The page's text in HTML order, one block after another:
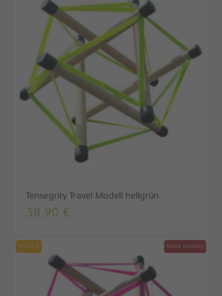
Tensegrity Travel Modell hellgrün
38,90 €
810-2-s Nicht vorrätig